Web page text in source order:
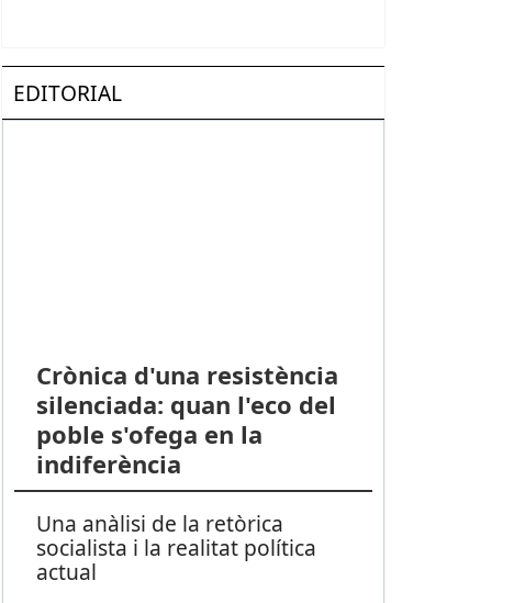
EDITORIAL
Crònica d'una resistència
silenciada: quan l'eco del
poble s'ofega en la
indiferència
Una anàlisi de la retòrica
socialista i la realitat política
actual